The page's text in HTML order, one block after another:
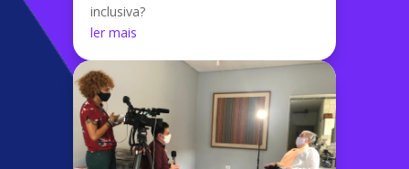
inclusiva?
ler mais